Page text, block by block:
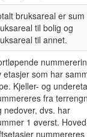
bruksareal er sum
til bolig og
til annet.
etasjer som har
Kjeller- og
fra
nedover, dvs. har
1 øverst.
nummereres